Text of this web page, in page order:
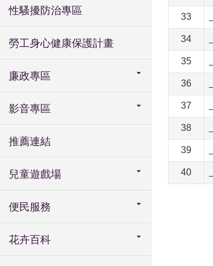
性騷擾防治專區
勞工身心健康保護計畫
廉政專區
影音專區
推薦連結
兒童遊戲場
便民服務
花卉百科
33
34
35
36
37
38
39
40